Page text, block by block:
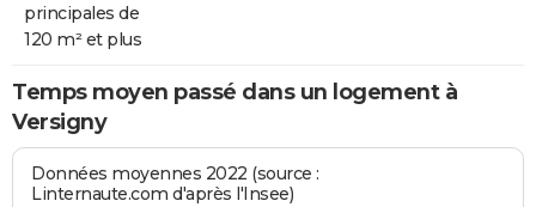
principales de
120 m² et plus
Temps moyen passé dans un logement à
Versigny
Données moyennes 2022 (source :
Linternaute.com d'après l'Insee)